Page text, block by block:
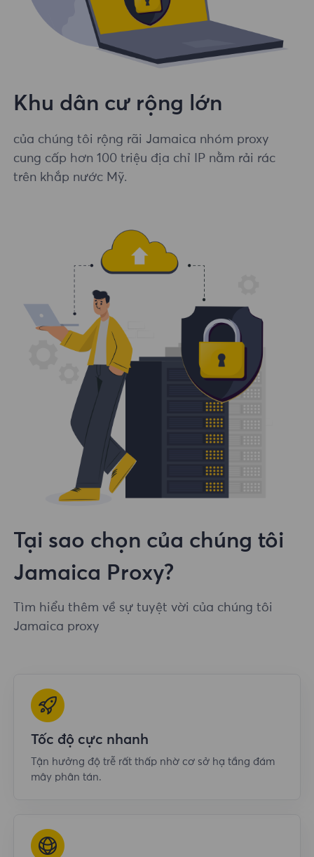
Khu dân cư rộng lớn
của chúng tôi rộng rãi Jamaica nhóm proxy
cung cấp hơn 100 triệu địa chỉ IP nằm rải rác
trên khắp nước Mỹ.
Tại sao chọn của chúng tôi
Jamaica Proxy?
Tìm hiểu thêm về sự tuyệt vời của chúng tôi
Jamaica proxy
Tốc độ cực nhanh
Tận hưởng độ trễ rất thấp nhờ cơ sở hạ tầng đám
mây phân tán.